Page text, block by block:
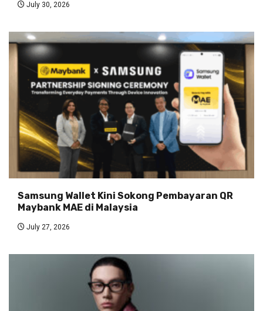
July 30, 2026
Samsung Wallet Kini Sokong Pembayaran QR
Maybank MAE di Malaysia
July 27, 2026